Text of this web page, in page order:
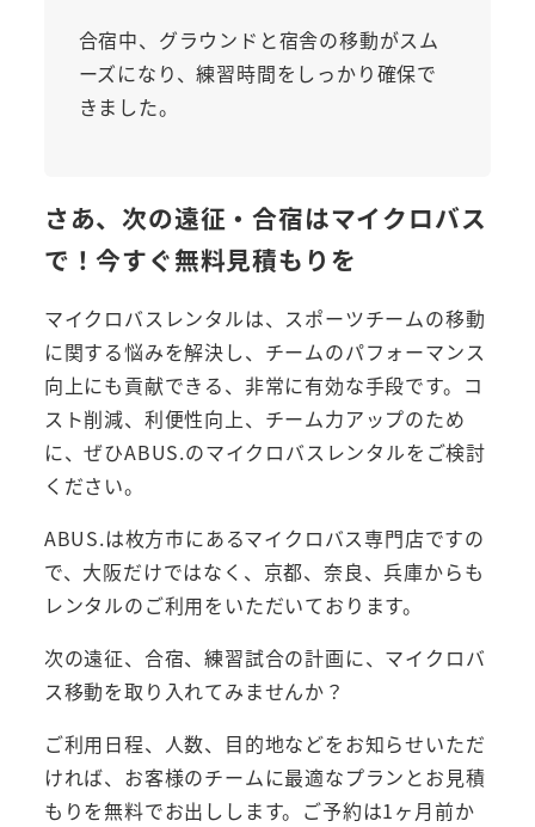
合宿中、グラウンドと宿舎の移動がスム
ーズになり、練習時間をしっかり確保で
きました。
さあ、次の遠征・合宿はマイクロバス
で！今すぐ無料見積もりを
マイクロバスレンタルは、スポーツチームの移動
に関する悩みを解決し、チームのパフォーマンス
向上にも貢献できる、非常に有効な手段です。コ
スト削減、利便性向上、チーム力アップのため
に、ぜひABUS.のマイクロバスレンタルをご検討
ください。
ABUS.は枚方市にあるマイクロバス専門店ですの
で、大阪だけではなく、京都、奈良、兵庫からも
レンタルのご利用をいただいております。
次の遠征、合宿、練習試合の計画に、マイクロバ
ス移動を取り入れてみませんか？
ご利用日程、人数、目的地などをお知らせいただ
ければ、お客様のチームに最適なプランとお見積
もりを無料でお出しします。ご予約は1ヶ月前か